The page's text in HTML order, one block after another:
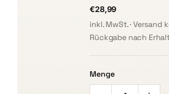
€28,99
inkl. MwSt. · Versand
Rückgabe nach
Menge